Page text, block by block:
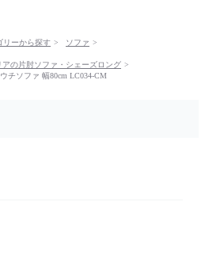
リーから探す
ソファ
の片肘ソファ・シェーズロング
チソファ 幅80cm LC034-CM